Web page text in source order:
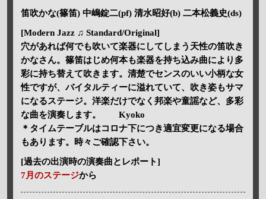
笛吹かな(篠笛) 中嶋錠二(pf) 清水昭好(b) 二本松義史(ds)
[Modern Jazz ♫ Standard/Original]
穴があれば何でも吹いて楽器にしてしまう天性の笛吹き
かなさん。篠笛はじめ何本も楽器を持ち込み曲により多
彩に持ち替えて吹きます。清楚でセンスのいい小柄な女
性ですが、バイタルティーに溢れていて、吹き姿もサマ
になるステージ。洋楽だけでなく邦楽や童謡など、多彩
な曲を演奏します。 Kyoko
＊タイムテーブルはコロナ下につき適宜変更になる場合
もあります。時々ご確認下さい。
[過去の出演時の演奏曲とレポート]
7月のステージから